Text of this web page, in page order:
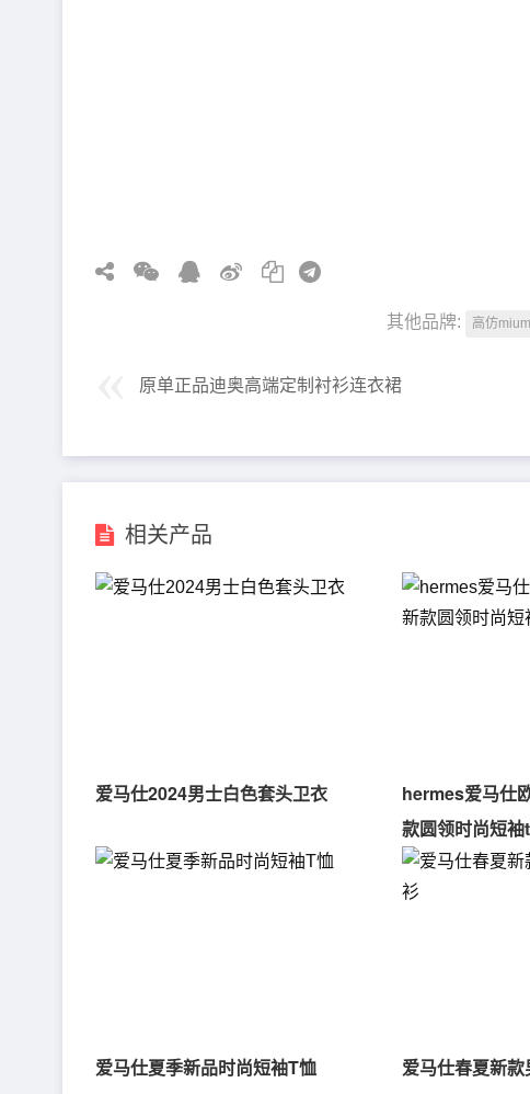
其他品牌: 高仿
原单正品迪奥高端定制衬衫连衣裙
相关产品
爱马仕2024男士白色套头卫衣
hermes爱马仕
款圆领时尚短袖
爱马仕夏季新品时尚短袖T恤 爱马仕春夏新